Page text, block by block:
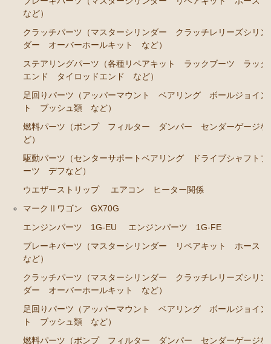
エンジンパーツ 1G-GZEU
エンジンパーツ 1G-GEU
エンジンパーツ 1G-EU
エンジンパーツ（マウント 他）
冷却パーツ（ポンプ サーモスタット ファン ファ
ブレーキパーツ（マスターシリンダー リペアキッ
クラッチパーツ（マスターシリンダー クラッチレリ
ーズシリンダー オーバーホールキット など）
ステアリングパーツ（ピットマンアーム アイドラー
足回りパーツ（ベアリング ボールジョイント ブッ
シュ類 など）
燃料パーツ（ポンプ フィルター ダンパー センダ
ーゲージ ホースなど）
駆動パーツ（センターサポートベアリング ドライブ
シャフトブーツ デフなど）
ラベル
など）
クラッチパーツ（マスターシリンダー クラッチレリーズシリン
ダー オーバーホールキット など）
ステアリングパーツ（各種リペアキット ラックブーツ ラック
エンド タイロッドエンド など）
足回りパーツ（アッパーマウント ベアリング ボールジョイン
ト ブッシュ類 など）
燃料パーツ（ポンプ フィルター ダンパー センダーゲージな
ど）
駆動パーツ（センターサポートベアリング ドライブシャフトブ
ーツ デフなど）
ウエザーストリップ
エアコン ヒーター関係
マークⅡワゴン GX70G
エンジンパーツ 1G-EU
エンジンパーツ 1G-FE
ブレーキパーツ（マスターシリンダー リペアキット ホース
など）
クラッチパーツ（マスターシリンダー クラッチレリーズシリン
ダー オーバーホールキット など）
足回りパーツ（アッパーマウント ベアリング ボールジョイン
ト ブッシュ類 など）
燃料パーツ（ポンプ フィルター ダンパー センダーゲージな